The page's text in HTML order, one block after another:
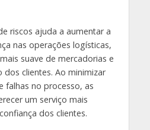
riscos ajuda a aumentar a
nas operações logísticas,
suave de mercadorias e
clientes. Ao minimizar
falhas no processo, as
um serviço mais
dos clientes.